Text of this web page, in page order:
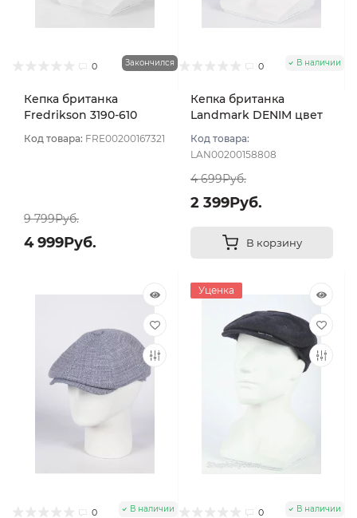
0 Закончился
Кепка британка
Fredrikson 3190-610
размер 56
Код товара: FRE00200167321
9 799Руб.
4 999Руб.
0 В наличии
Кепка британка
Landmark DENIM цвет
Код товара:
LAN00200158808
4 699Руб.
2 399Руб.
В корзину
0 В наличии
Уценка
0 В наличии